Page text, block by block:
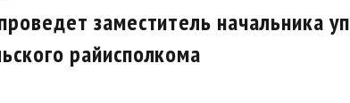
заместитель начальника
райисполкома